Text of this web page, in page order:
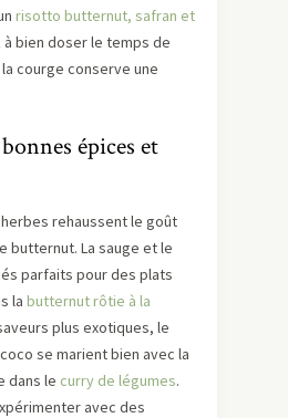
risotto butternut, safran et
à bien doser le temps de
courge conserve une
épices et
rehaussent le goût
butternut. La sauge et le
parfaits pour des plats
la butternut rôtie à la
plus exotiques, le
se marient bien avec la
dans le curry de légumes.
avec des